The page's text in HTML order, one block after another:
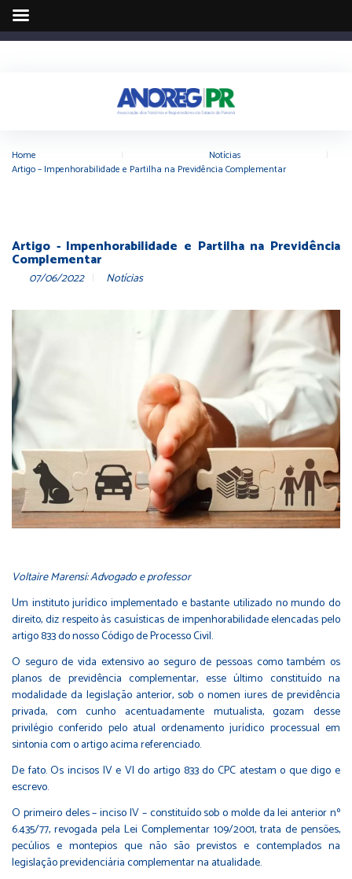
Home Notícias
Artigo – Impenhorabilidade e Partilha na Previdência Complementar
Artigo - Impenhorabilidade e Partilha na Previdência
Complementar
07/06/2022 Notícias
Voltaire Marensi: Advogado e professor
Um instituto jurídico implementado e bastante utilizado no mundo do
direito, diz respeito às casuísticas de impenhorabilidade elencadas pelo
artigo 833 do nosso Código de Processo Civil.
O seguro de vida extensivo ao seguro de pessoas como também os
planos de previdência complementar, esse último constituído na
modalidade da legislação anterior, sob o nomen iures de previdência
privada, com cunho acentuadamente mutualista, gozam desse
privilégio conferido pelo atual ordenamento jurídico processual em
sintonia com o artigo acima referenciado.
De fato. Os incisos IV e VI do artigo 833 do CPC atestam o que digo e
escrevo.
O primeiro deles – inciso IV – constituído sob o molde da lei anterior nº
6.435/77, revogada pela Lei Complementar 109/2001, trata de pensões,
pecúlios e montepios que não são previstos e contemplados na
legislação previdenciária complementar na atualidade.